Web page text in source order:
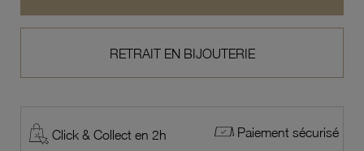
RETRAIT EN BIJOUTERIE
Click & Collect en 2h Paiement sécurisé